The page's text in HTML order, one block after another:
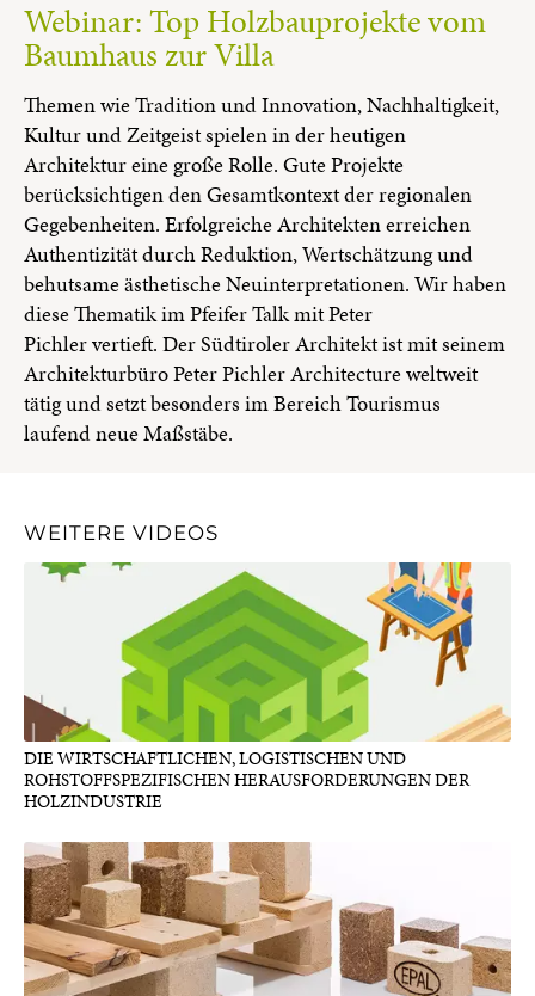
Webinar: Top Holzbauprojekte vom
Baumhaus zur Villa
Themen wie Tradition und Innovation, Nachhaltigkeit,
Kultur und Zeitgeist spielen in der heutigen
Architektur eine große Rolle. Gute Projekte
berücksichtigen den Gesamtkontext der regionalen
Gegebenheiten. Erfolgreiche Architekten erreichen
Authentizität durch Reduktion, Wertschätzung und
behutsame ästhetische Neuinterpretationen. Wir haben
diese Thematik im Pfeifer Talk mit Peter
Pichler vertieft. Der Südtiroler Architekt ist mit seinem
Architekturbüro Peter Pichler Architecture weltweit
tätig und setzt besonders im Bereich Tourismus
laufend neue Maßstäbe.
WEITERE VIDEOS
DIE WIRTSCHAFTLICHEN, LOGISTISCHEN UND
ROHSTOFFSPEZIFISCHEN HERAUSFORDERUNGEN DER
HOLZINDUSTRIE